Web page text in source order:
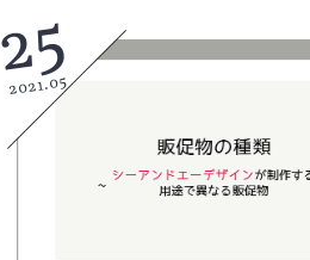
25
2021.05